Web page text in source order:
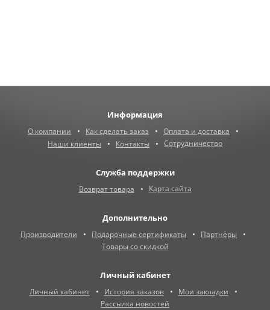
Информация
О компании Как сделать заказ
Оплата и доставка
Наши клиенты
Контакты Сотрудничество
Служба поддержки
Возврат товара Карта сайта
Дополнительно
Производители Подарочные сертификаты
Партнёры
Товары со скидкой
Личный кабинет
Личный кабинет История заказов
Мои закладки
Рассылка новостей